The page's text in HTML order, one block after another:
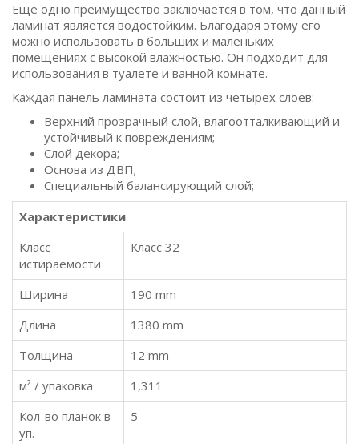
Еще одно преимущество заключается в том, что данный
ламинат является водостойким. Благодаря этому его
можно использовать в больших и маленьких
помещениях с высокой влажностью. Он подходит для
использования в туалете и ванной комнате.
Каждая панель ламината состоит из четырех слоев:
Верхний прозрачный слой, влагоотталкивающий и
устойчивый к повреждениям;
Слой декора;
Основа из ДВП;
Специальный балансирующий слой;
Характеристики
Класс
истираемости
Класс 32
Ширина
190 mm
Длина
1380 mm
Толщина
12 mm
м² / упаковка
1,311
Кол-во планок в
уп.
5